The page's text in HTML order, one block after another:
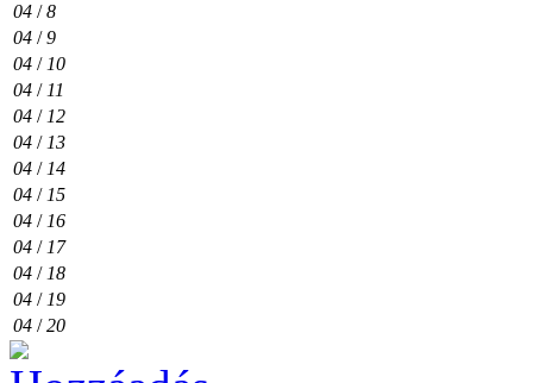
04 /8
04 /9
04 / 10
04 / 11
04 / 12
04 / 13
04 / 14
04 / 15
04 / 16
04 / 17
04 / 18
04 / 19
04 /20